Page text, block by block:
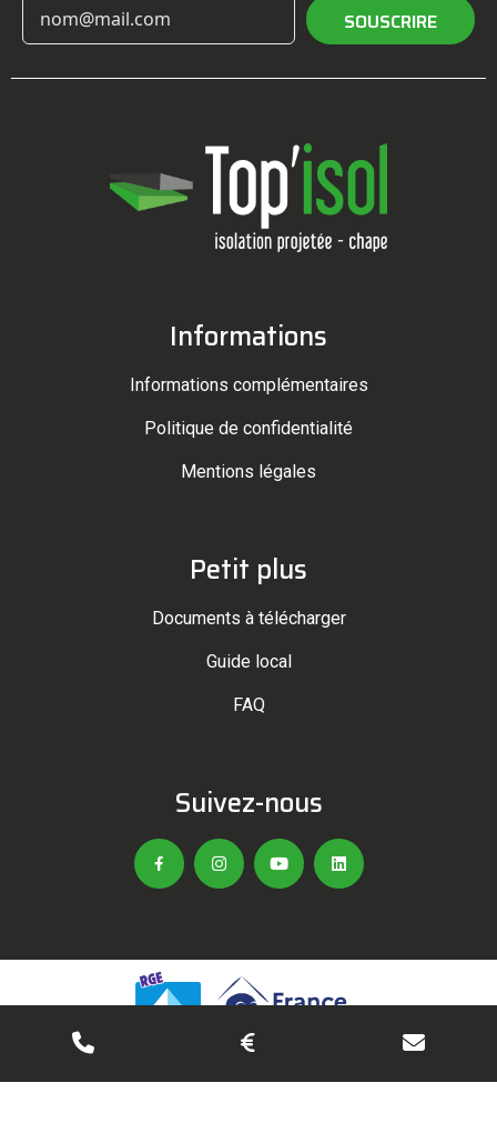
SOUSCRIRE
Informations
Informations complémentaires
Politique de confidentialité
Mentions légales
Petit plus
Documents à télécharger
Guide local
FAQ
Suivez-nous